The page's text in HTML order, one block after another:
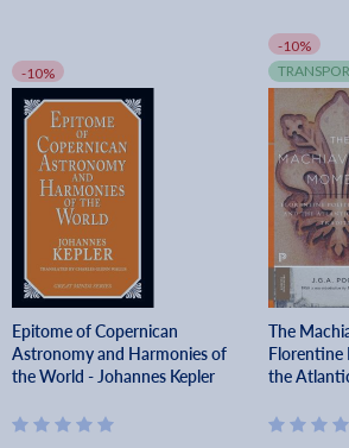
-10%
Epitome of Copernican
Astronomy and Harmonies of
the World - Johannes Kepler
-10%
The
Florentine
the
Pocock